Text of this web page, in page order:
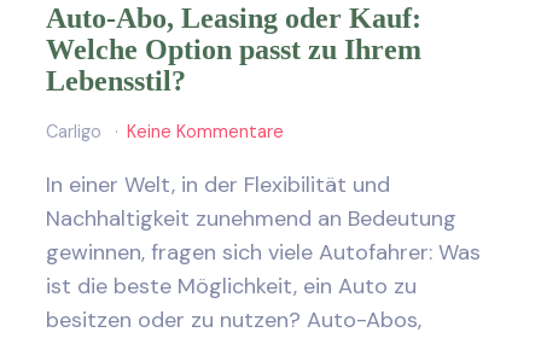
Auto-Abo, Leasing oder Kauf:
Welche Option passt zu Ihrem
Lebensstil?
Carligo Keine Kommentare
In einer Welt, in der Flexibilität und
Nachhaltigkeit zunehmend an Bedeutung
gewinnen, fragen sich viele Autofahrer: Was
ist die beste Möglichkeit, ein Auto zu
besitzen oder zu nutzen? Auto-Abos,